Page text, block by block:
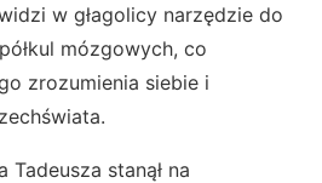
w głagolicy narzędzie do
mózgowych, co
zrozumienia siebie i
stanął na